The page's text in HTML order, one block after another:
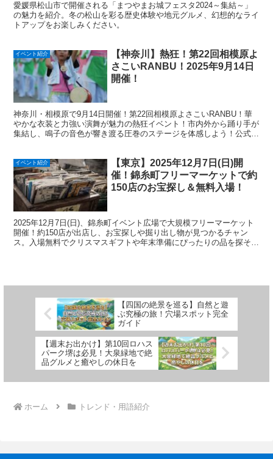
愛媛県松山市で開催される「まつやまお城フェスタ2024～集結～」
の魅力を紹介。冬の松山を彩る歴史体験や地元グルメ、幻想的なライ
トアップをお楽しみください。
イベント紹介
【神奈川】熱狂！第22回相模原よ
さこいRANBU！2025年9月14日
開催！
神奈川・相模原で9月14日開催！第22回相模原よさこいRANBU！華
やかな衣装と力強い演舞が魅力の熱狂イベント！市内外から踊り手が
集結し、鳴子の音色が響き渡る圧巻のステージを体感しよう！公式
イベント紹介
【東京】2025年12月7日(日)開
催！錦糸町フリーマーケットで約
150店のお宝探し＆無料入場！
2025年12月7日(日)、錦糸町イベント広場で大規模フリーマーケット
開催！約150店が出店し、お宝探しや掘り出し物が見つかるチャン
ス。入場無料でクリスマスギフトや年末準備にぴったりの品を探そ
【四国の絶景を巡る】自然と遊
ぶ究極の旅！穴場スポット完全
ガイド
【週末お出かけ】第10回ロハス
パーク堺は必見！大泉緑地で絶
品グルメと癒やしの休日を
ホーム トレンド・用語紹介